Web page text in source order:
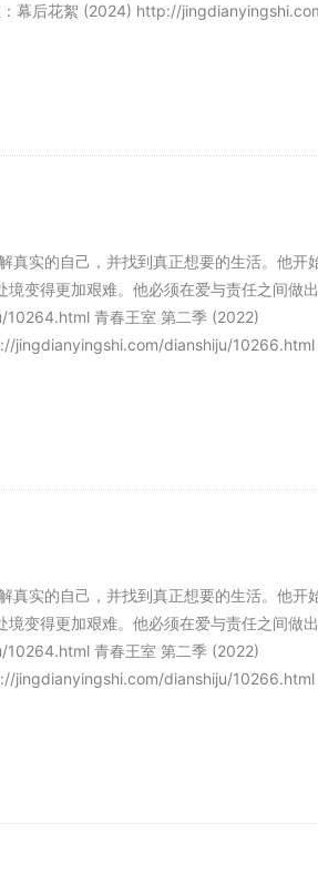
幕后花絮 (2024) http://
实的自己，并找到真正想要的生活。他开
变得更加艰难。他必须在爱与责任之间做
青春王室 第二季 (2022)
dianshiju/10266.html
实的自己，并找到真正想要的生活。他开
变得更加艰难。他必须在爱与责任之间做
青春王室 第二季 (2022)
dianshiju/10266.html